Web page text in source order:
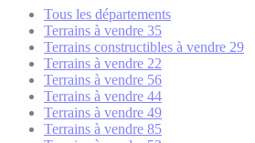
Tous les départements
Terrains à vendre 35
Terrains constructibles à vendre 29
Terrains à vendre 22
Terrains à vendre 56
Terrains à vendre 44
Terrains à vendre 49
Terrains à vendre 85